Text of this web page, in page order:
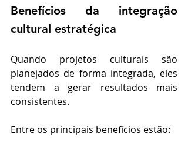
Benefícios da integração
cultural estratégica
Quando projetos culturais são
planejados de forma integrada, eles
tendem a gerar resultados mais
consistentes.
Entre os principais benefícios estão: